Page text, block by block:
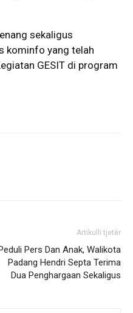
sekaligus
kominfo yang telah
GESIT di program
Artikulli tjetër
Peduli Pers Dan Anak, Walikota
Padang Hendri Septa Terima
Dua Penghargaan Sekaligus